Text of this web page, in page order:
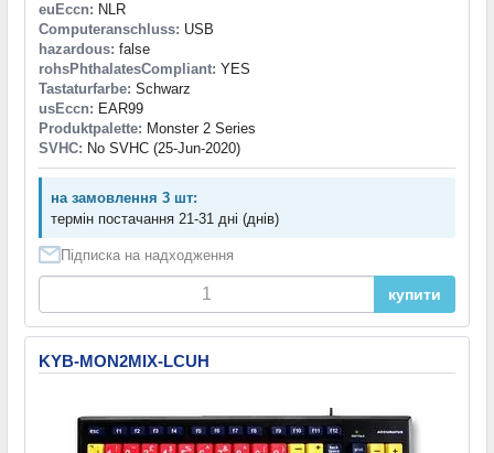
euEccn: NLR
Computeranschluss: USB
hazardous: false
rohsPhthalatesCompliant: YES
Tastaturfarbe: Schwarz
usEccn: EAR99
Produktpalette: Monster 2 Series
SVHC: No SVHC (25-Jun-2020)
на замовлення 3 шт:
термін постачання 21-31 дні (днів)
Підписка на надходження
купити
KYB-MON2MIX-LCUH